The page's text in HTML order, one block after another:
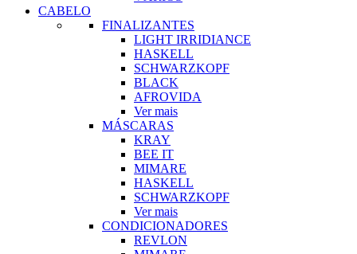
CABELO
FINALIZANTES
LIGHT IRRIDIANCE
HASKELL
SCHWARZKOPF
BLACK
AFROVIDA
Ver mais
MÁSCARAS
KRAY
BEE IT
MIMARE
HASKELL
SCHWARZKOPF
Ver mais
CONDICIONADORES
REVLON